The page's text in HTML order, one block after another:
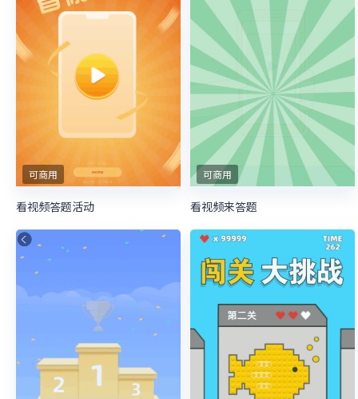
可商用
看视频答题活动
可商用
看视频来答题